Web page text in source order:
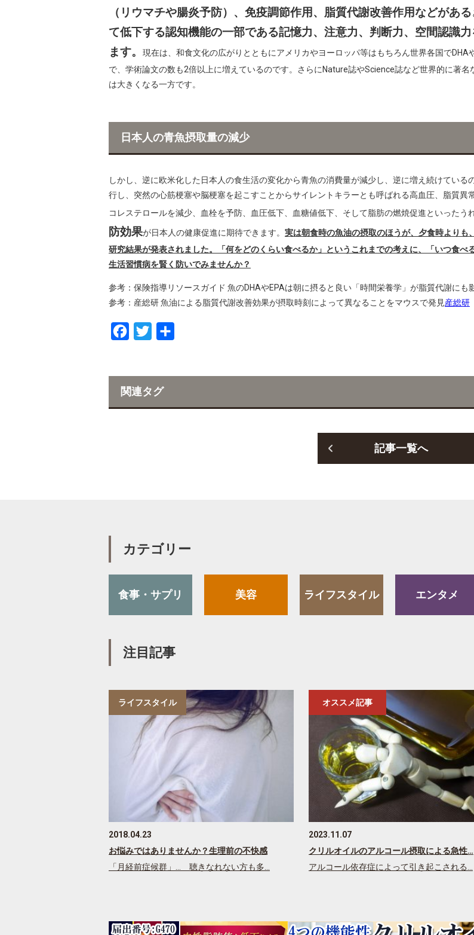
（リウマチや腸炎予防）、免疫調節作用、脂質代謝改善作用などがある
て低下する認知機能の一部である記憶力、注意力、判断力、空間認識
ます。
現在は、和食文化の広がりとともにアメリカやヨーロッパ等はもちろん世界各国で
で、学術論文の数も2倍以上に増えているのです。さらにNature誌やScience誌など世界的に著
は大きくなる一方です。
日本人の青魚摂取量の減少
しかし、逆に欧米化した日本人の食生活の変化から青魚の消費量が減少し、逆に増え続けてい
行し、突然の心筋梗塞や脳梗塞を起こすことからサイレントキラーとも呼ばれる高血圧、脂質
コレステロールを減少、血栓を予防、血圧低下、血糖値低下、そして脂肪の燃焼促進といったう
防効果が日本人の健康促進に期待できます。 実は朝食時の魚油の摂取のほうが、夕食時よりも
研究結果が発表されました。「何をどのくらい食べるか」というこれまでの考えに、「いつ食べ
生活習慣病を賢く防いでみませんか？
参考：保険指導リソースガイド 魚のDHAやEPAは朝に摂ると良い「時間栄養学」が脂質代謝にも
参考：産総研 魚油による脂質代謝改善効果が摂取時刻によって異なることをマウスで発見産総研
e
関連タグ
記事一覧へ
カテゴリー
食事・サプリ 美容 ライフスタイル エンタメ
注目記事
ライフスタイル
2018.04.23
お悩みではありませんか？生理前の不快感
「月経前症候群」… 聴きなれない方も多…
オススメ記事
2023.11.07
クリルオイルのアルコール摂取による急性…
アルコール依存症によって引き起こされる…